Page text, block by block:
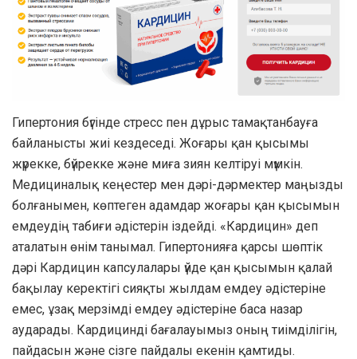
Гипертония бүгінде стресс пен дұрыс тамақтанбауға
байланысты жиі кездеседі. Жоғары қан қысымы
жүрекке, бүйрекке және миға зиян келтіруі мүмкін.
Медициналық кеңестер мен дәрі-дәрмектер маңызды
болғанымен, көптеген адамдар жоғары қан қысымын
емдеудің табиғи әдістерін іздейді. «Кардицин» деп
аталатын өнім танымал. Гипертонияға қарсы шөптік
дәрі Кардицин капсулалары үйде қан қысымын қалай
бақылау керектігі сияқты жылдам емдеу әдістеріне
емес, ұзақ мерзімді емдеу әдістеріне баса назар
аударады. Кардицинді бағалауымыз оның тиімділігін,
пайдасын және сізге пайдалы екенін қамтиды.